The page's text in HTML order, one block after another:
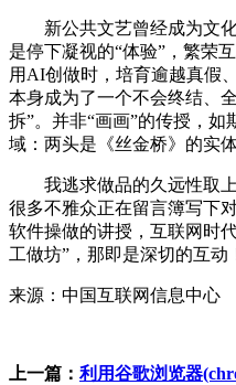
新公共文艺曾经成为文化
是停下凝视的“体验”，繁荣
用AI创做时，培育逾越真假
本身成为了一个不会终结、
拆”。并非“画画”的传授，
域：两头是《丝金桥》的实
我逃求做品的久远性取上
很多不雅众正在留言簿写下
软件操做的讲授，互联网时
工做坊”，那即是深切的互动
来源：中国互联网信息中心
上一篇： 利用谷歌浏览器